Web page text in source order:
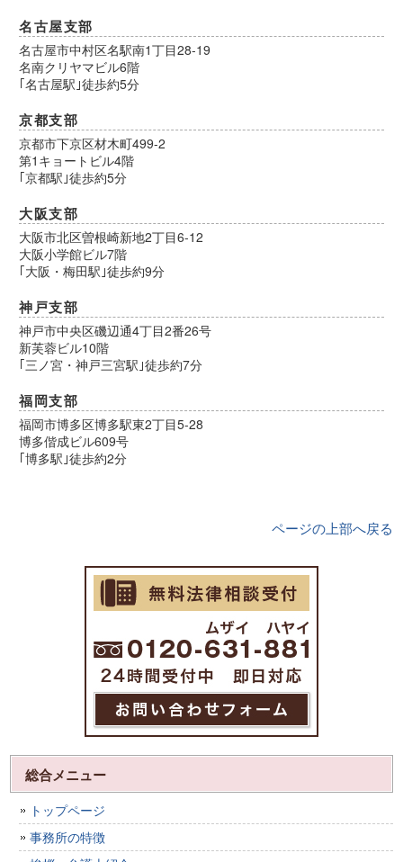
名古屋支部
名古屋市中村区名駅南1丁目28-19
名南クリヤマビル6階
｢名古屋駅｣徒歩約5分
京都支部
京都市下京区材木町499-2
第1キョートビル4階
｢京都駅｣徒歩約5分
大阪支部
大阪市北区曽根崎新地2丁目6-12
大阪小学館ビル7階
｢大阪・梅田駅｣徒歩約9分
神戸支部
神戸市中央区磯辺通4丁目2番26号
新芙蓉ビル10階
｢三ノ宮・神戸三宮駅｣徒歩約7分
福岡支部
福岡市博多区博多駅東2丁目5-28
博多偕成ビル609号
｢博多駅｣徒歩約2分
ページの上部へ戻る
総合メニュー
トップページ
事務所の特徴